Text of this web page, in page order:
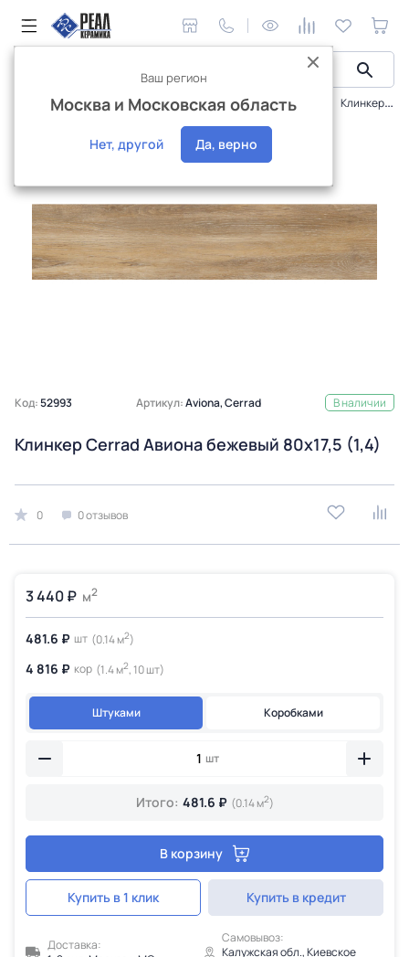
Керамическая плитка Плитка Cerrad Авиона Клинкер Cerrad Авиона бежевый 80x17,5 (1,4)
Код:52993 Артикул:Aviona, Cerrad В наличии
Клинкер Cerrad Авиона бежевый 80x17,5 (1,4)
0 0 отзывов
3 440 ₽ м2
481.6 ₽ шт (0.14 м2)
4 816 ₽ кор (1.4 м2, 10 шт)
Штуками Коробками
шт
Итого: 481.6 ₽ (0.14 м2)
В корзину
Купить в 1 клик Купить в кредит
Доставка:
Самовывоз:
Калужская обл., Киевское
Ваш регион
Москва и Московская область
Нет, другой Да, верно